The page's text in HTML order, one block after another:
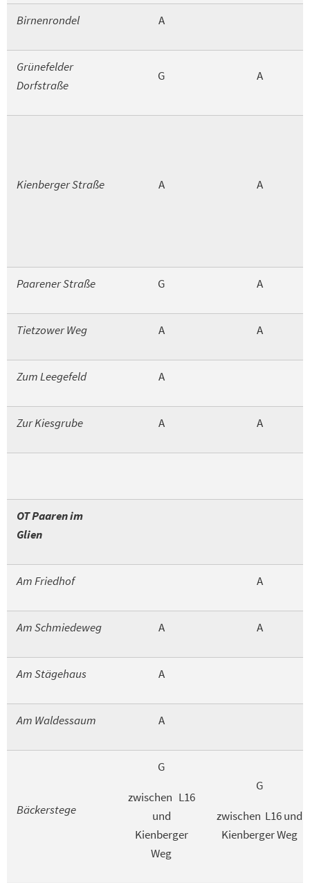
Birnenrondel A
Grünefelder
Dorfstraße
G A
Kienberger Straße A A
Paarener Straße G A
Tietzower Weg A A
Zum Leegefeld A
Zur Kiesgrube A A
OT Paaren im
Glien
Am Friedhof A
Am Schmiedeweg A A
Am Stägehaus A
Am Waldessaum A
Bäckerstege
G
zwischen L16
und
Kienberger
Weg
G
zwischen L16 und
Kienberger Weg